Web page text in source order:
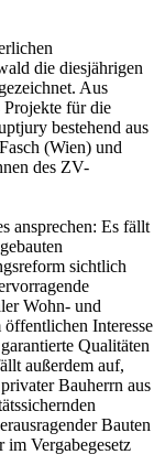
die diesjährigen
Aus
für die
bestehend aus
(Wien) und
des ZV-
ansprechen: Es fällt
sichtlich
Wohn- und
Interesse
Qualitäten
außerdem auf,
Bauherrn aus
Bauten
Vergabegesetz